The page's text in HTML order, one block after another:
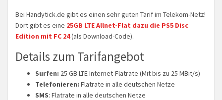
Bei Handytick.de gibt es einen sehr guten Tarif im Telekom-Netz!
Dort gibt es eine 25GB LTE Allnet-Flat dazu die PS5 Disc
Edition mit FC 24(als Download-Code).
Details zum Tarifangebot
Surfen: 25 GB LTE Internet-Flatrate (Mit bis zu 25 MBit/s)
Telefonieren: Flatrate in alle deutschen Netze
SMS: Flatrate in alle deutschen Netze